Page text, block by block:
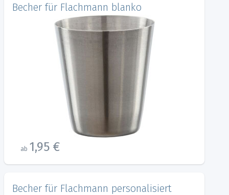
Becher für Flachmann blanko
ab 1,95 €
Becher für Flachmann personalisiert